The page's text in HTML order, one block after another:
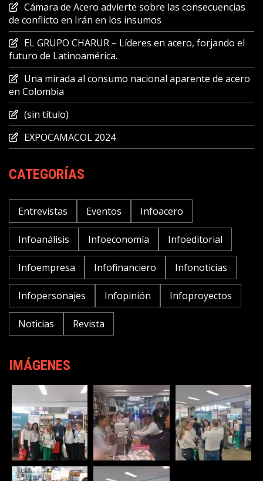
Cámara de Acero advierte sobre las consecuencias
de conflicto en Irán en los insumos
EL GRUPO CHARUR – Líderes en acero, forjando el
futuro de Latinoamérica.
Una mirada al consumo nacional aparente de acero
en Colombia
(sin título)
EXPOCAMACOL 2024
CATEGORÍAS
Entrevistas Eventos Infoacero
Infoanálisis Infoeconomía Infoeditorial
Infoempresa Infofinanciero Infonoticias
Infopersonajes Infopinión Infoproyectos
Noticias Revista
IMÁGENES